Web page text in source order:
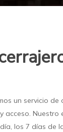
un servicio
acceso.
los 7 días de